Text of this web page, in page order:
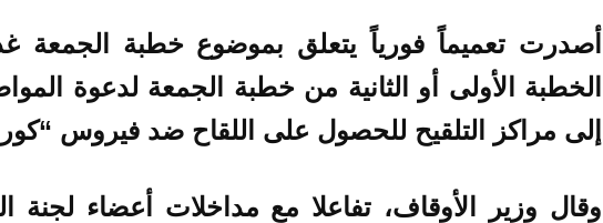
أصدرت تعميماً فورياً يتعلق بموضوع خطبة الجمعة
الخطبة الأولى أو الثانية من خطبة الجمعة لدعوة
إلى مراكز التلقيح للحصول على اللقاح ضد فيروس
وقال وزير الأوقاف، تفاعلا مع مداخلات أعضاء لجنة